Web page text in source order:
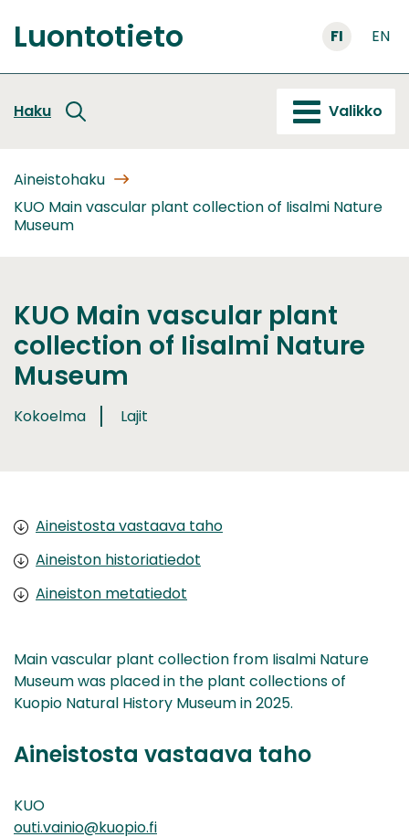
sisältöön
Etusivu
Luontotieto FI EN
Haku Valikko
Aineistohaku
KUO Main vascular plant collection of Iisalmi Nature
Museum
KUO Main vascular plant
collection of Iisalmi Nature
Museum
Kokoelma Lajit
Aineistosta vastaava taho
Aineiston historiatiedot
Aineiston metatiedot
Main vascular plant collection from Iisalmi Nature
Museum was placed in the plant collections of
Kuopio Natural History Museum in 2025.
Aineistosta vastaava taho
KUO
outi.vainio@kuopio.fi